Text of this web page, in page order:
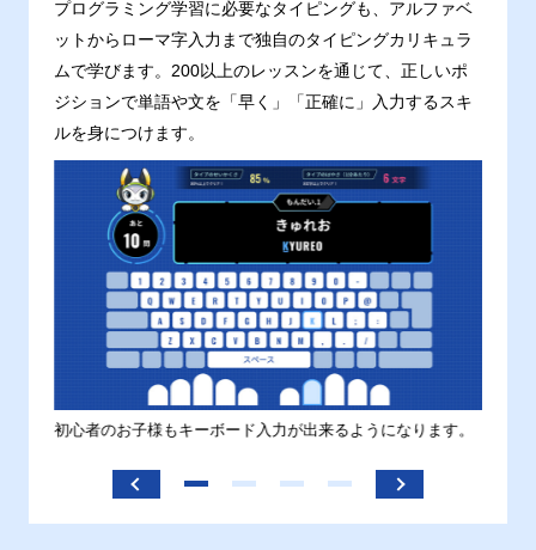
プログラミング学習に必要なタイピングも、アルファベ
ットからローマ字入力まで独自のタイピングカリキュラ
ムで学びます。200以上のレッスンを通じて、正しいポ
ジションで単語や文を「早く」「正確に」入力するスキ
ルを身につけます。
初心者のお子様もキーボード入力が出来るようになります。